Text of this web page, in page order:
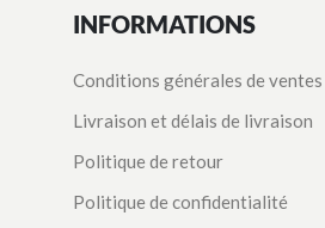
INFORMATIONS
Conditions générales de ventes
Livraison et délais de livraison
Politique de retour
Politique de confidentialité